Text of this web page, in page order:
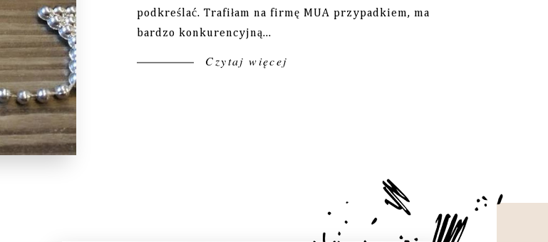
podkreślać. Trafiłam na firmę MUA przypadkiem, ma
bardzo konkurencyjną...
Czytaj więcej